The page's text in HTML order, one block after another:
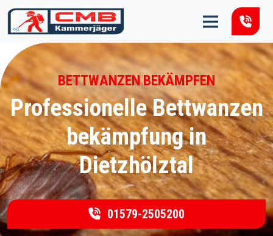
Zum Inhalt springen
BETTWANZEN BEKÄMPFEN
Professionelle Bettwanzen
bekämpfung in
Dietzhölztal
01579-2505200